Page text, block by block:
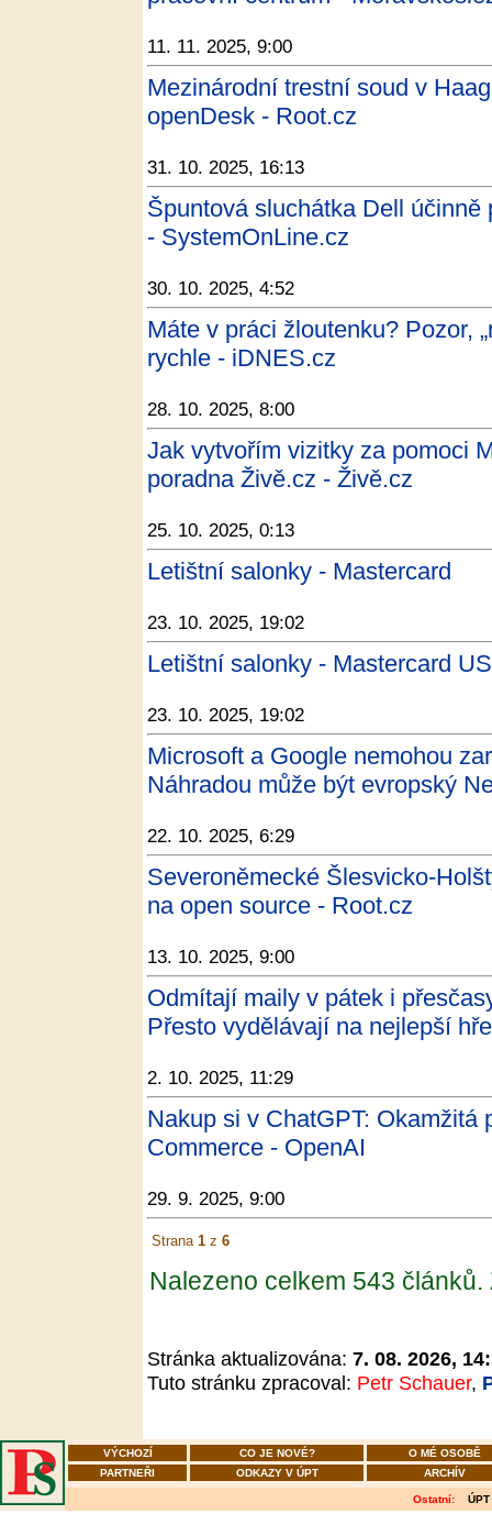
11. 11. 2025, 9:00
Mezinárodní trestní soud v
openDesk - Root.cz
31. 10. 2025, 16:13
Špuntová sluchátka Dell
- SystemOnLine.cz
30. 10. 2025, 4:52
Máte v práci žloutenku? Pozor,
rychle - iDNES.cz
28. 10. 2025, 8:00
Jak vytvořím vizitky za pomoci
poradna Živě.cz - Živě.cz
25. 10. 2025, 0:13
Letištní salonky - Mastercard
23. 10. 2025, 19:02
Letištní salonky - Mastercard US
23. 10. 2025, 19:02
Microsoft a Google nemohou
Náhradou může být evropský
22. 10. 2025, 6:29
Severoněmecké Šlesvicko-
na open source - Root.cz
13. 10. 2025, 9:00
Odmítají maily v pátek i
Přesto vydělávají na nejlepší
2. 10. 2025, 11:29
Nakup si v ChatGPT: Okamžitá
Commerce - OpenAI
29. 9. 2025, 9:00
Strana 1 z 6
Nalezeno celkem 543
Stránka aktualizována: 7. 08. 2026,
Tuto stránku zpracoval: Petr Schauer,
VÝCHOZÍ CO JE NOVÉ?
O MÉ OSOBĚ
PARTNEŘI
ODKAZY V ÚPT ARCHÍV
Ostatní: ÚPT